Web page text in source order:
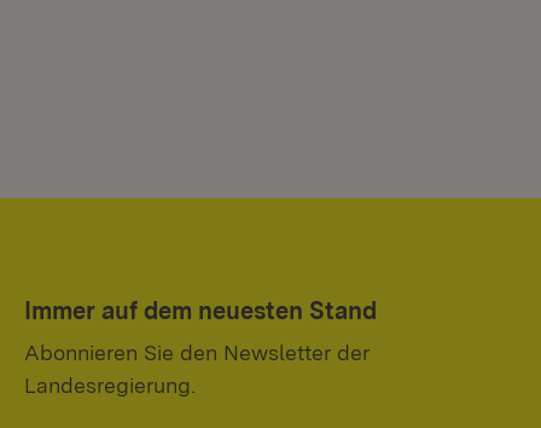
Immer auf dem neuesten Stand
Abonnieren Sie den Newsletter der
Landesregierung.